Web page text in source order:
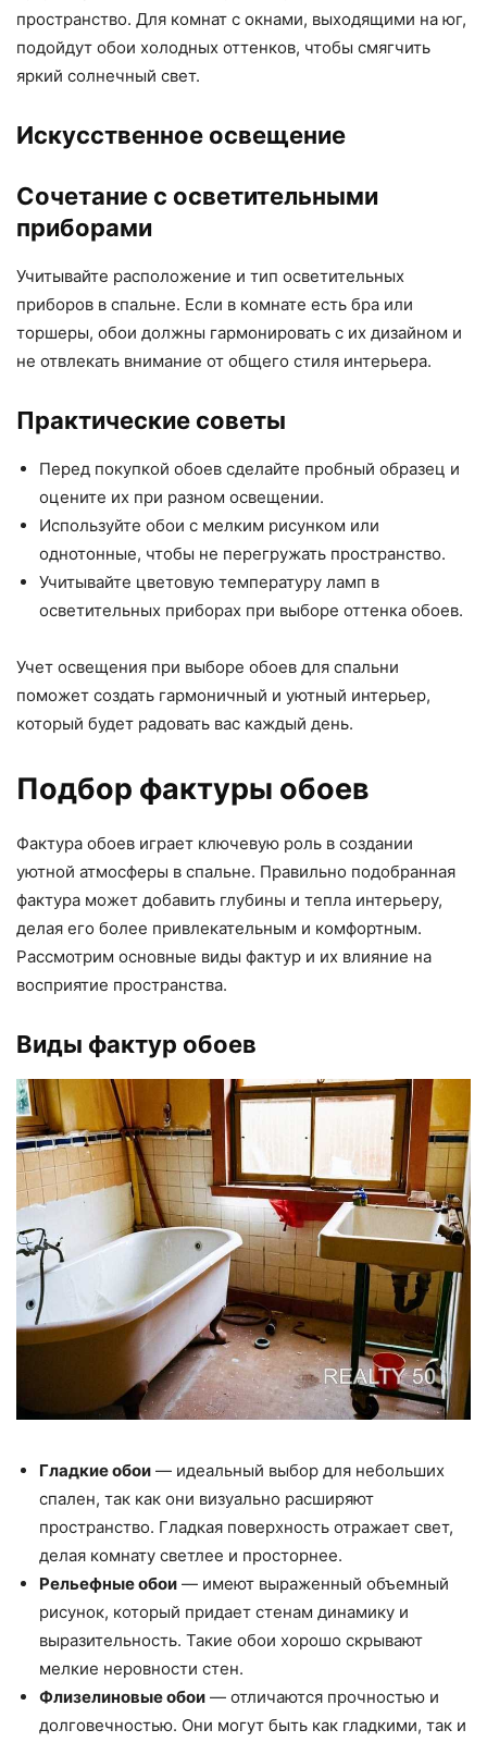
пространство. Для комнат с окнами, выходящими на юг,
подойдут обои холодных оттенков, чтобы смягчить
яркий солнечный свет.
Искусственное освещение
Сочетание с осветительными
приборами
Учитывайте расположение и тип осветительных
приборов в спальне. Если в комнате есть бра или
торшеры, обои должны гармонировать с их дизайном и
не отвлекать внимание от общего стиля интерьера.
Практические советы
Перед покупкой обоев сделайте пробный образец и
оцените их при разном освещении.
Используйте обои с мелким рисунком или
однотонные, чтобы не перегружать пространство.
Учитывайте цветовую температуру ламп в
осветительных приборах при выборе оттенка обоев.
Учет освещения при выборе обоев для спальни
поможет создать гармоничный и уютный интерьер,
который будет радовать вас каждый день.
Подбор фактуры обоев
Фактура обоев играет ключевую роль в создании
уютной атмосферы в спальне. Правильно подобранная
фактура может добавить глубины и тепла интерьеру,
делая его более привлекательным и комфортным.
Рассмотрим основные виды фактур и их влияние на
восприятие пространства.
Виды фактур обоев
Гладкие обои — идеальный выбор для небольших
спален, так как они визуально расширяют
пространство. Гладкая поверхность отражает свет,
делая комнату светлее и просторнее.
Рельефные обои — имеют выраженный объемный
рисунок, который придает стенам динамику и
выразительность. Такие обои хорошо скрывают
мелкие неровности стен.
Флизелиновые обои — отличаются прочностью и
долговечностью. Они могут быть как гладкими, так и